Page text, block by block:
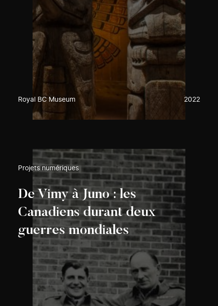
Royal BC Museum 2022
Projets numériques
De Vimy à Juno : les
Canadiens durant deux
guerres mondiales